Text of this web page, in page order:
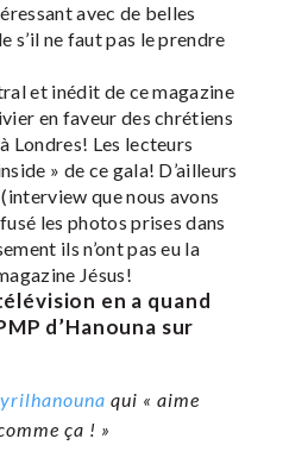
avec de belles
s’il ne faut pas le prendre
et inédit de ce magazine
en faveur des chrétiens
Londres! Les lecteurs
» de ce gala! D’ailleurs
que nous avons
les photos prises dans
ils n’ont pas eu la
Jésus!
en a quand
d’Hanouna sur
qui « aime
ça ! »